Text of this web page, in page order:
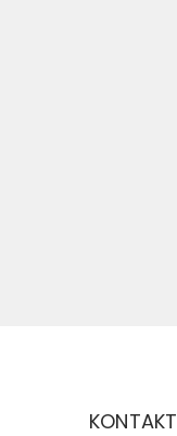
KONTAKT